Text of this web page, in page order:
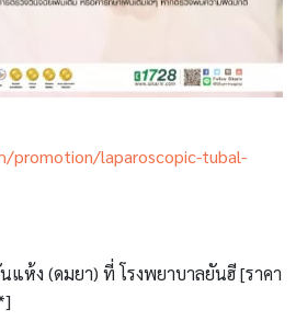
promotion/laparoscopic-tubal-
ง (ดมยา) ที่ โรงพยาบาลยันฮี [ราคา